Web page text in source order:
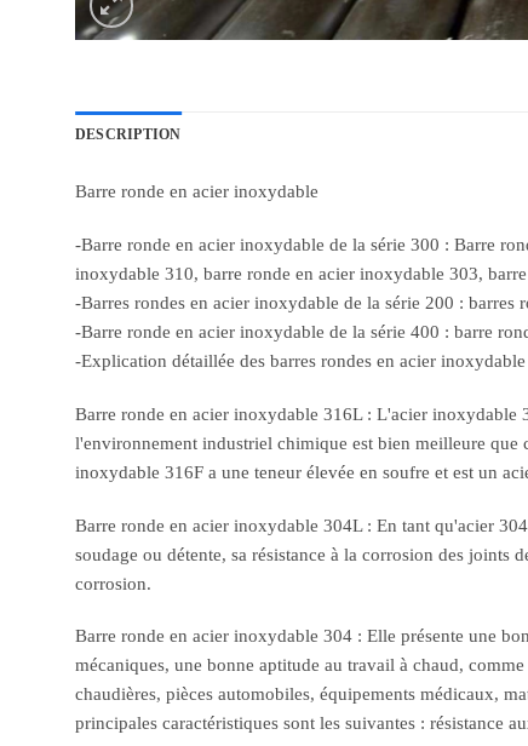
DESCRIPTION
Barre ronde en acier inoxydable
-Barre ronde en acier inoxydable de la série 300 : Barre
inoxydable 310, barre ronde en acier inoxydable 303,
-Barres rondes en acier inoxydable de la série 200 :
-Barre ronde en acier inoxydable de la série 400 : barre
-Explication détaillée des barres rondes en acier
Barre ronde en acier inoxydable 316L : L'acier inoxydable
l'environnement industriel chimique est bien meilleure que
inoxydable 316F a une teneur élevée en soufre et est un
Barre ronde en acier inoxydable 304L : En tant qu'acier
soudage ou détente, sa résistance à la corrosion des joints
corrosion.
Barre ronde en acier inoxydable 304 : Elle présente une
mécaniques, une bonne aptitude au travail à chaud,
chaudières, pièces automobiles, équipements médicaux,
principales caractéristiques sont les suivantes : résistance